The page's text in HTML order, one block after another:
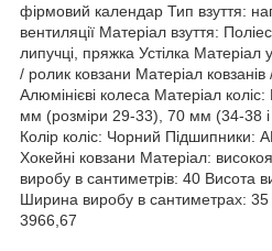
фірмовий календар Тип взуття:
вентиляції Матеріал взуття:
липучці, пряжка Устілка Матеріал
/ ролик ковзани Матеріал ковзанів
Алюмінієві колеса Матеріал
мм (розміри 29-33), 70 мм (34-38 і
Колір коліс: Чорний Підшипники:
Хокейні ковзани Матеріал:
виробу в сантиметрів: 40 Висота
Ширина виробу в сантиметрах: 35
3966,67